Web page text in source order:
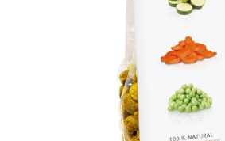
Оформление заказа